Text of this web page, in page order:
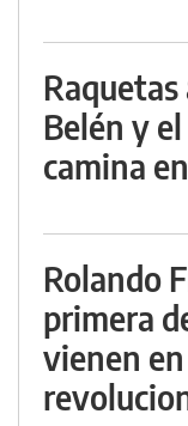
Belén y
camina
Rolando
primera
vienen